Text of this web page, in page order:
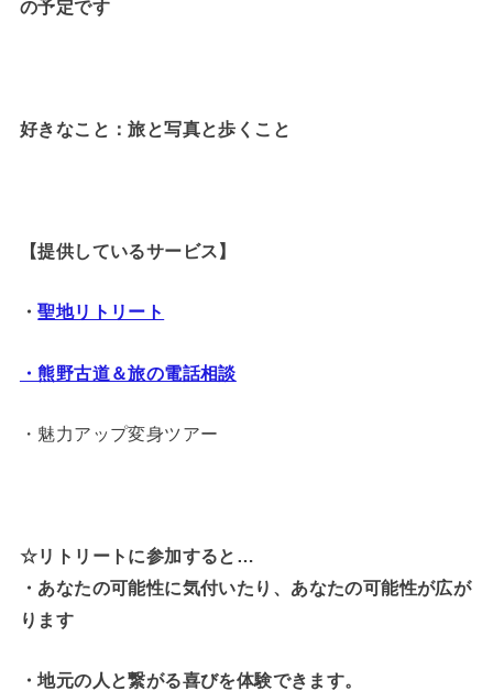
の予定です
好きなこと：旅と写真と歩くこと
【提供しているサービス】
・聖地リトリート
・熊野古道＆旅の電話相談
・魅力アップ変身ツアー
☆リトリートに参加すると…
・ あなたの可能性に気付いたり、あなたの可能性が広が
ります
・地元の人と繋がる喜びを体験できます。